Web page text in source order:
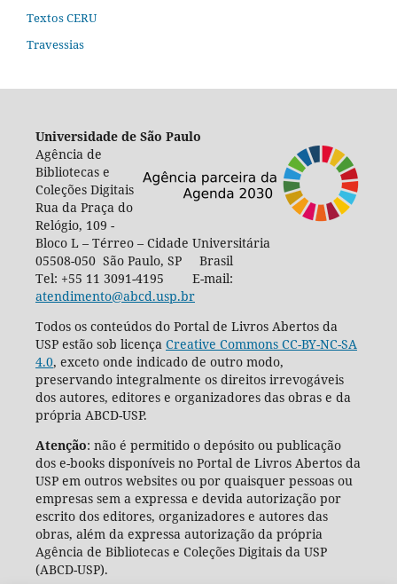
Textos CERU
Travessias
Universidade de São Paulo
Agência de
Bibliotecas e
Coleções Digitais
Rua da Praça do
Relógio, 109 -
Bloco L – Térreo – Cidade Universitária
05508-050 São Paulo, SP Brasil
Tel: +55 11 3091-4195 E-mail:
atendimento@abcd.usp.br
Todos os conteúdos do Portal de Livros Abertos da
USP estão sob licença Creative Commons CC-BY-NC-SA
4.0, exceto onde indicado de outro modo,
preservando integralmente os direitos irrevogáveis
dos autores, editores e organizadores das obras e da
própria ABCD-USP.
Atenção: não é permitido o depósito ou publicação
dos e-books disponíveis no Portal de Livros Abertos da
USP em outros websites ou por quaisquer pessoas ou
empresas sem a expressa e devida autorização por
escrito dos editores, organizadores e autores das
obras, além da expressa autorização da própria
Agência de Bibliotecas e Coleções Digitais da USP
(ABCD-USP).